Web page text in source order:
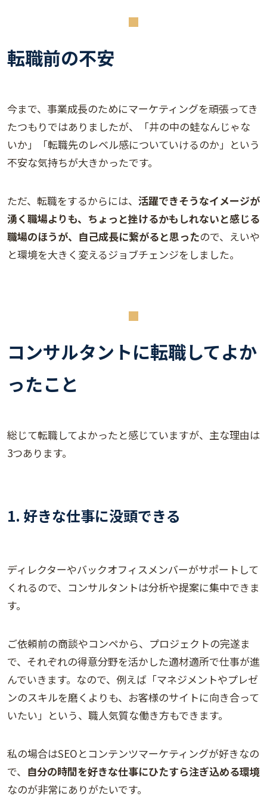
転職前の不安
今まで、事業成長のためにマーケティングを頑張ってき
たつもりではありましたが、「井の中の蛙なんじゃな
いか」「転職先のレベル感についていけるのか」という
不安な気持ちが大きかったです。
ただ、転職をするからには、 活躍できそうなイメージが
湧く職場よりも、ちょっと挫けるかもしれないと感じる
職場のほうが、自己成長に繋がると思ったので、えいや
と環境を大きく変えるジョブチェンジをしました。
コンサルタントに転職してよか
ったこと
総じて転職してよかったと感じていますが、主な理由は
3つあります。
1. 好きな仕事に没頭できる
ディレクターやバックオフィスメンバーがサポートして
くれるので、コンサルタントは分析や提案に集中できま
す。
ご依頼前の商談やコンペから、プロジェクトの完遂ま
で、それぞれの得意分野を活かした適材適所で仕事が進
んでいきます。なので、例えば「マネジメントやプレゼ
ンのスキルを磨くよりも、お客様のサイトに向き合って
いたい」という、職人気質な働き方もできます。
私の場合はSEOとコンテンツマーケティングが好きなの
で、 自分の時間を好きな仕事にひたすら注ぎ込める環境
なのが非常にありがたいです。